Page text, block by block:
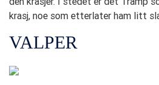
krasj, noe som etterlater ham litt
VALPER